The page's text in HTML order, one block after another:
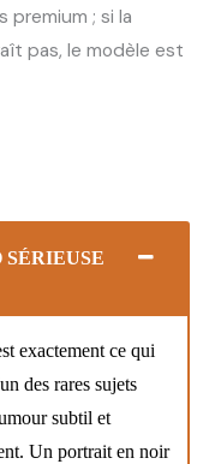
; si la
pas, le modèle est
exactement ce qui
des rares sujets
subtil et
Un portrait en noir